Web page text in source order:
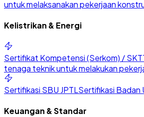
untuk melaksanakan pekerjaan
Kelistrikan & Energi
Sertifikat Kompetensi (Serkom) /
tenaga teknik untuk melakukan
Sertifikasi SBU JPTLSertifikasi Badan
Keuangan & Standar